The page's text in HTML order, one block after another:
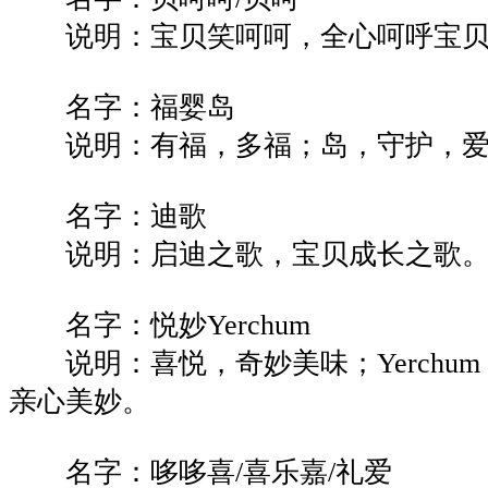
说明：宝贝笑呵呵，全心呵呼宝
名字：福婴岛
说明：有福，多福；岛，守护，
名字：迪歌
说明：启迪之歌，宝贝成长之歌
名字：悦妙Yerchum
说明：喜悦，奇妙美味；Yerchum
亲心美妙。
名字：哆哆喜/喜乐嘉/礼爱